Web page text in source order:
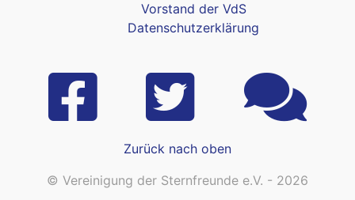
Vorstand der VdS
Datenschutzerklärung
Zurück nach oben
© Vereinigung der Sternfreunde e.V. - 2026